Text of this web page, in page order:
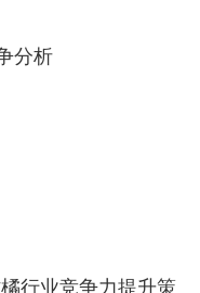
分析
行业竞争力提升策